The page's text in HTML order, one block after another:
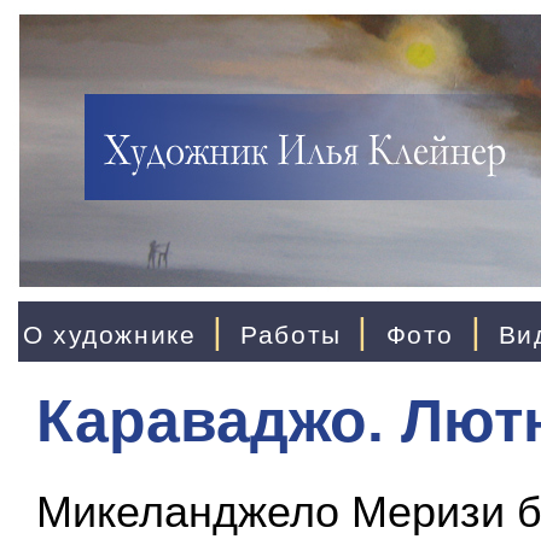
О художнике | Работы | Фото |
Караваджо.
Микеланджело Меризи